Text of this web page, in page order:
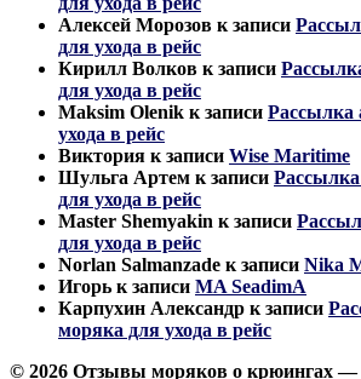
Алексей Морозов к записи
для ухода в рейс
Кирилл Волков к записи
для ухода в рейс
Maksim Olenik к записи Рассылка
ухода в рейс
Виктория к записи Wise Maritime
Шульга Артем к записи
для ухода в рейс
Master Shemyakin к записи
для ухода в рейс
Norlan Salmanzade к записи Nika
Игорь к записи MA SeadimA
Карпухин Александр к записи
моряка для ухода в рейс
© 2026 Отзывы моряков о крюингах —